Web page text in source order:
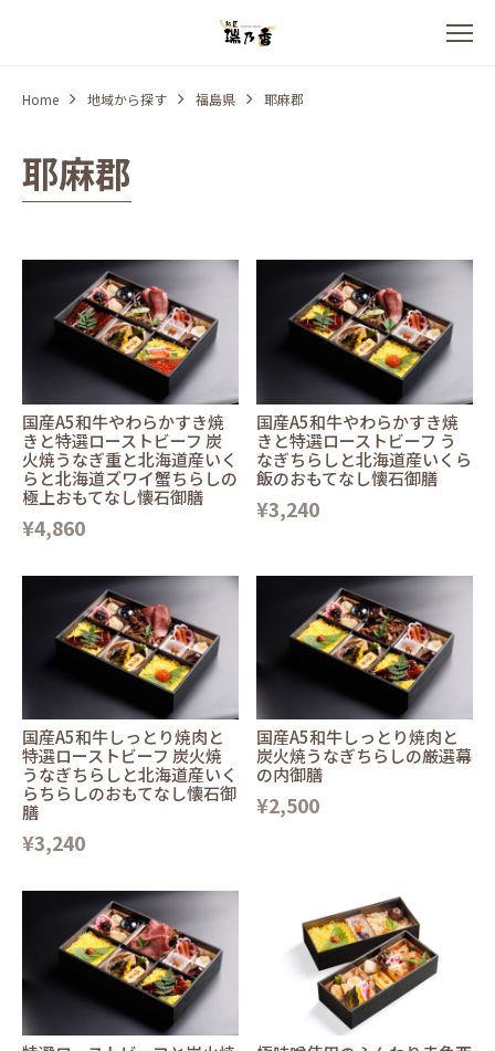
Home 地域から探す 福島県 耶麻郡
耶麻郡
国産A5和牛やわらかすき焼
きと特選ローストビーフ 炭
火焼うなぎ重と北海道産いく
らと北海道ズワイ蟹ちらしの
極上おもてなし懐石御膳
¥4,860
国産A5和牛やわらかすき焼
きと特選ローストビーフ う
なぎちらしと北海道産いくら
飯のおもてなし懐石御膳
¥3,240
国産A5和牛しっとり焼肉と
特選ローストビーフ 炭火焼
うなぎちらしと北海道産いく
らちらしのおもてなし懐石御
膳
¥3,240
国産A5和牛しっとり焼肉と
炭火焼うなぎちらしの厳選幕
の内御膳
¥2,500